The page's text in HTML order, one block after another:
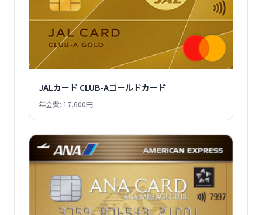
JALカード CLUB-Aゴールドカード
年会費: 17,600円